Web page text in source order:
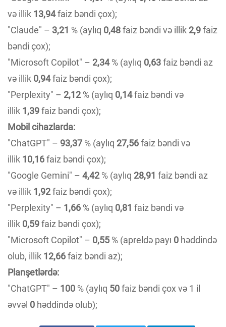
və illik 13,94faiz bəndi çox);
"Claude" – 3,21 % (aylıq 0,48faiz bəndi və illik 2,9faiz
bəndi çox);
"Microsoft Copilot" – 2,34% (aylıq 0,63faiz bəndi az
və illik 0,94faiz bəndi çox);
"Perplexity" – 2,12% (aylıq 0,14faiz bəndi və
illik 1,39faiz bəndi çox);
Mobil cihazlarda:
"ChatGPT" – 93,37 % (aylıq 27,56faiz bəndi və
illik 10,16faiz bəndi çox);
"Google Gemini" – 4,42% (aylıq 28,91 faiz bəndi az
və illik 1,92faiz bəndi çox);
"Perplexity" – 1,66 % (aylıq 0,81 faiz bəndi və
illik 0,59faiz bəndi çox);
"Microsoft Copilot" – 0,55 % (apreldə payı 0 həddində
olub, illik 12,66faiz bəndi az);
Planşetlərdə:
"ChatGPT" – 100 % (aylıq 50faiz bəndi çox və 1 il
əvvəl 0 həddində olub);